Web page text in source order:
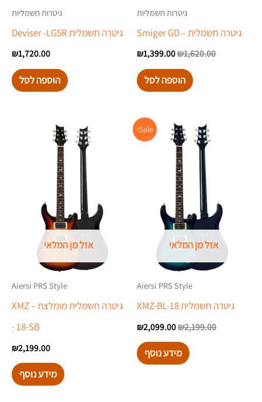
גיטרות חשמליות
גיטרה חשמלית – Smiger GD
₪1,620.00
₪1,399.00
הוספה לסל
גיטרות חשמליות
גיטרה חשמלית Deviser -LG5R
₪1,720.00
הוספה לסל
Sale!
אזל מן המלאי
Aiersi PRS Style
גיטרה חשמלית XMZ-BL-18
₪2,199.00
המחיר
המקורי
היה:
₪2,199.00.
₪2,099.00
המחיר
הנוכחי
מידע נוסף
אזל מן המלאי
Aiersi PRS Style
גיטרה חשמלית מומלצת – XMZ
ֻ- 18-SB
₪2,199.00
מידע נוסף